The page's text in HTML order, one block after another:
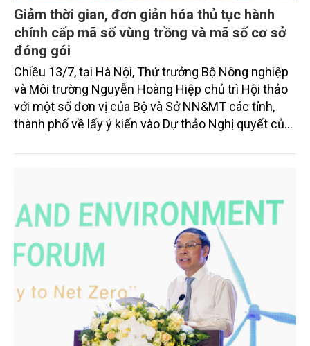
Giảm thời gian, đơn giản hóa thủ tục hành
chính cấp mã số vùng trồng và mã số cơ sở
đóng gói
Chiều 13/7, tại Hà Nội, Thứ trưởng Bộ Nông nghiệp
và Môi trường Nguyễn Hoàng Hiệp chủ trì Hội thảo
với một số đơn vị của Bộ và Sở NN&MT các tỉnh,
thành phố về lấy ý kiến vào Dự thảo Nghị quyết của
chính về mã số vùng trồng, mã số cơ sở đóng gói.